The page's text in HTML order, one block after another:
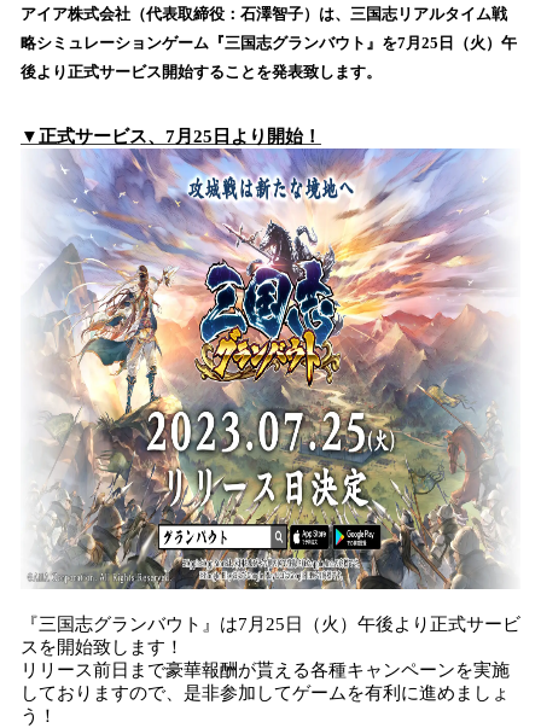
！
数
を
込
み
す
アイア株式会社（代表取締役：石澤智子）は、三国志リアルタイム戦
略シミュレーションゲーム『三国志グランバウト』を7月25日（火）午
後より正式サービス開始することを発表致します。
▼正式サービス、7月25日より開始！
『三国志グランバウト』は7月25日（火）午後より正式サービ
スを開始致します！
リリース前日まで豪華報酬が貰える各種キャンペーンを実施
しておりますので、是非参加してゲームを有利に進めましょ
う！